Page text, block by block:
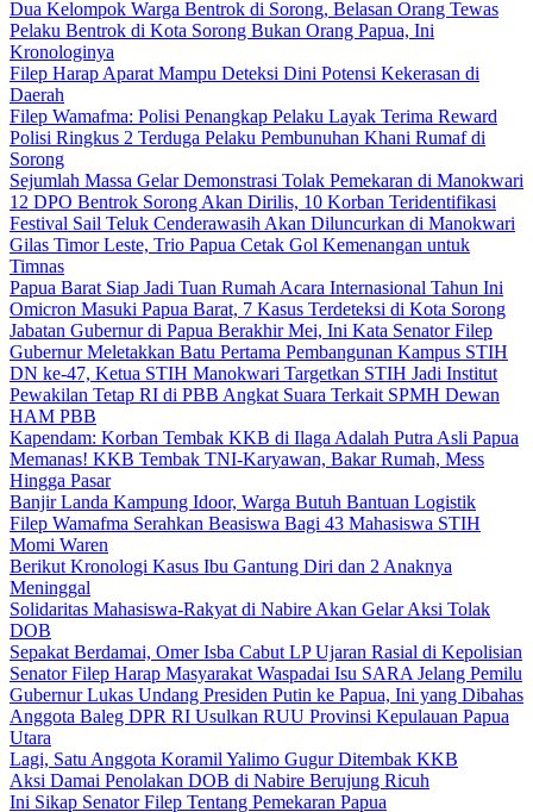
Dua Kelompok Warga Bentrok di Sorong, Belasan Orang Tewas
Pelaku Bentrok di Kota Sorong Bukan Orang Papua, Ini
Kronologinya
Filep Harap Aparat Mampu Deteksi Dini Potensi Kekerasan di
Daerah
Filep Wamafma: Polisi Penangkap Pelaku Layak Terima Reward
Polisi Ringkus 2 Terduga Pelaku Pembunuhan Khani Rumaf di
Sorong
Sejumlah Massa Gelar Demonstrasi Tolak Pemekaran di Manokwari
12 DPO Bentrok Sorong Akan Dirilis, 10 Korban Teridentifikasi
Festival Sail Teluk Cenderawasih Akan Diluncurkan di Manokwari
Gilas Timor Leste, Trio Papua Cetak Gol Kemenangan untuk
Timnas
Papua Barat Siap Jadi Tuan Rumah Acara Internasional Tahun Ini
Omicron Masuki Papua Barat, 7 Kasus Terdeteksi di Kota Sorong
Jabatan Gubernur di Papua Berakhir Mei, Ini Kata Senator Filep
Gubernur Meletakkan Batu Pertama Pembangunan Kampus STIH
DN ke-47, Ketua STIH Manokwari Targetkan STIH Jadi Institut
Pewakilan Tetap RI di PBB Angkat Suara Terkait SPMH Dewan
HAM PBB
Kapendam: Korban Tembak KKB di Ilaga Adalah Putra Asli Papua
Memanas! KKB Tembak TNI-Karyawan, Bakar Rumah, Mess
Hingga Pasar
Banjir Landa Kampung Idoor, Warga Butuh Bantuan Logistik
Filep Wamafma Serahkan Beasiswa Bagi 43 Mahasiswa STIH
Momi Waren
Berikut Kronologi Kasus Ibu Gantung Diri dan 2 Anaknya
Meninggal
Solidaritas Mahasiswa-Rakyat di Nabire Akan Gelar Aksi Tolak
DOB
Sepakat Berdamai, Omer Isba Cabut LP Ujaran Rasial di Kepolisian
Senator Filep Harap Masyarakat Waspadai Isu SARA Jelang Pemilu
Gubernur Lukas Undang Presiden Putin ke Papua, Ini yang Dibahas
Anggota Baleg DPR RI Usulkan RUU Provinsi Kepulauan Papua
Utara
Lagi, Satu Anggota Koramil Yalimo Gugur Ditembak KKB
Aksi Damai Penolakan DOB di Nabire Berujung Ricuh
Ini Sikap Senator Filep Tentang Pemekaran Papua